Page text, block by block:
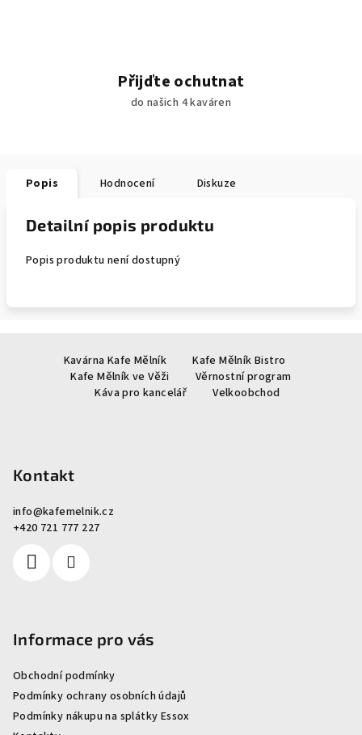
Přijďte ochutnat
do našich 4 kaváren
Popis Hodnocení Diskuze
Detailní popis produktu
Popis produktu není dostupný
Kavárna Kafe Mělník
Kafe Mělník Bistro
Kafe Mělník ve Věži
Věrnostní program
Káva pro kancelář
Velkoobchod
Kontakt
info@kafemelnik.cz
+420 721 777 227
Informace pro vás
Obchodní podmínky
Podmínky ochrany osobních údajů
Podmínky nákupu na splátky Essox